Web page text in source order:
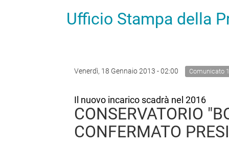
Ufficio Stampa della
Venerdì, 18 Gennaio 2013 - 02:00 Comunicato
Il nuovo incarico scadrà nel 2016
CONSERVATORIO
CONFERMATO